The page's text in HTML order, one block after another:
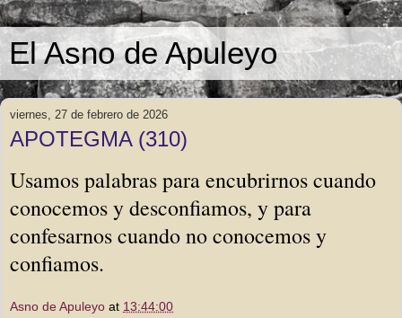
El Asno de Apuleyo
viernes, 27 de febrero de 2026
APOTEGMA (310)
Usamos palabras para encubrirnos cuando
conocemos y desconfiamos, y para
confesarnos cuando no conocemos y
confiamos.
Asno de Apuleyo at 13:44:00